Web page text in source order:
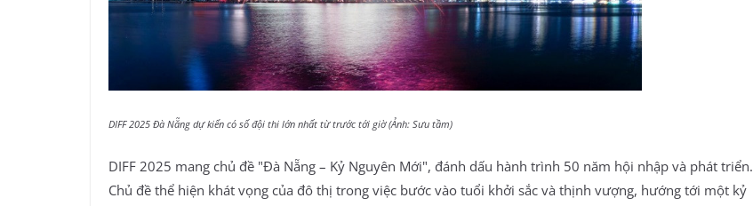
DIFF 2025 Đà Nẵng dự kiến có số đội thi lớn nhất từ trước tới giờ (Ảnh: Sưu tầm)
DIFF 2025 mang chủ đề "Đà Nẵng – Kỷ Nguyên Mới", đánh dấu hành trình 50 năm hội nhập và phát triển.
Chủ đề thể hiện khát vọng của đô thị trong việc bước vào tuổi khởi sắc và thịnh vượng, hướng tới một kỷ